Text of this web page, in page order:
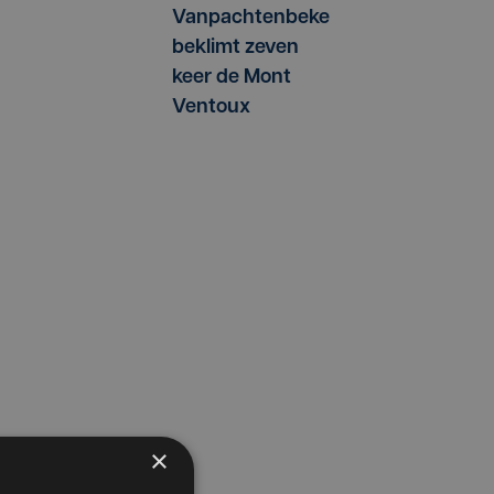
Vanpachtenbeke
beklimt zeven
keer de Mont
Ventoux
×